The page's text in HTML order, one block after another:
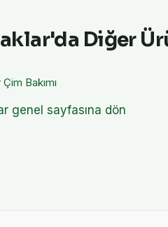
'da Diğer
Çim Bakımı
genel sayfasına dön